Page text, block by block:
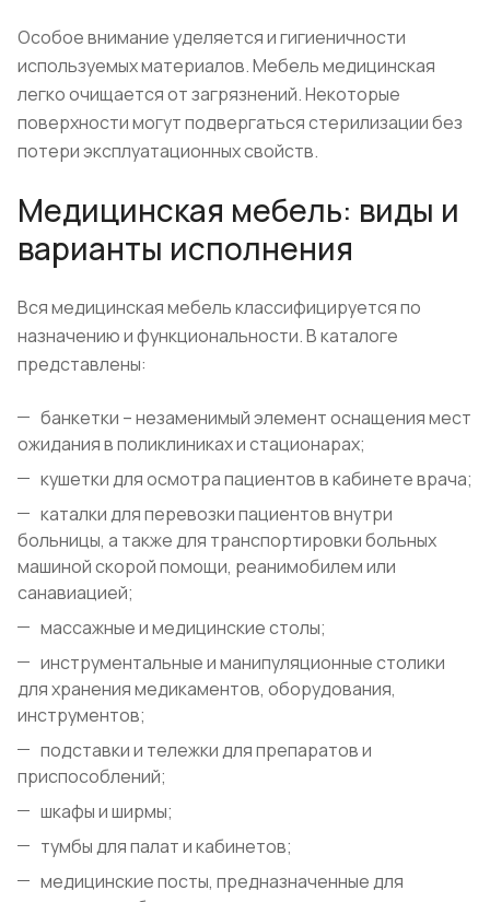
Особое внимание уделяется и гигиеничности
используемых материалов. Мебель медицинская
легко очищается от загрязнений. Некоторые
поверхности могут подвергаться стерилизации без
потери эксплуатационных свойств.
Медицинская мебель: виды и
варианты исполнения
Вся медицинская мебель классифицируется по
назначению и функциональности. В каталоге
представлены:
банкетки – незаменимый элемент оснащения мест
ожидания в поликлиниках и стационарах;
кушетки для осмотра пациентов в кабинете врача;
каталки для перевозки пациентов внутри
больницы, а также для транспортировки больных
машиной скорой помощи, реанимобилем или
санавиацией;
массажные и медицинские столы;
инструментальные и манипуляционные столики
для хранения медикаментов, оборудования,
инструментов;
подставки и тележки для препаратов и
приспособлений;
шкафы и ширмы;
тумбы для палат и кабинетов;
медицинские посты, предназначенные для